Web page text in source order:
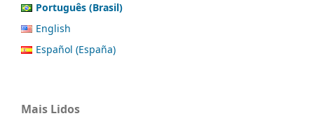
Português (Brasil)
English
Español (España)
Mais Lidos